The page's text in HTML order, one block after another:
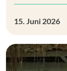
15. Juni 2026